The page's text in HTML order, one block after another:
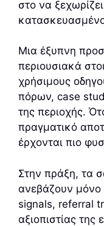
στο να
Μια έξυπνη
περιουσιακά
χρήσιμους
πόρων, case
της περιοχής.
πραγματικό
έρχονται πιο
Στην πράξη, τα
ανεβάζουν μόνο
signals, referral
αξιοπιστίας της